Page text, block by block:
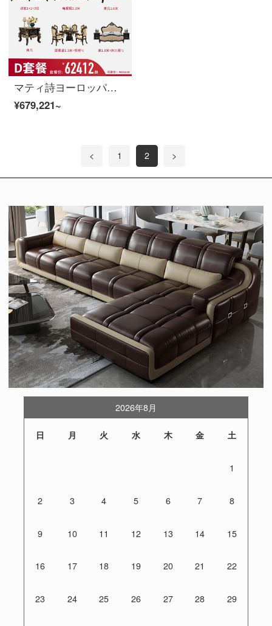
マティ詩ヨーロッパ式の木造家具のリビング・ダイニングセット中小型アメリカ古典多件セット中小型リビングルーム16点セット【Dスイート】
¥679,221~
< 1 2 >
2026年8月
日 月 火 水 木 金 土
1
2 3 4 5 6 7 8
9 10 11 12 13 14 15
16 17 18 19 20 21 22
23 24 25 26 27 28 29